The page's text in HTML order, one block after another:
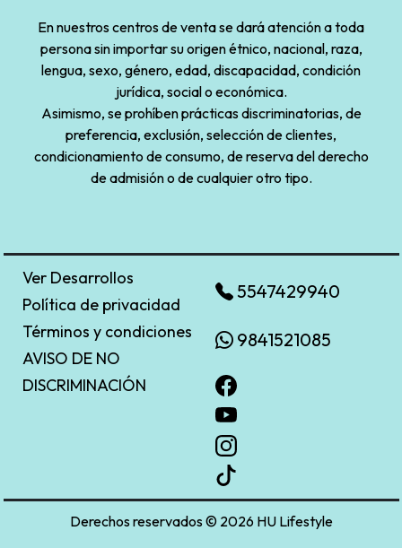
En nuestros centros de venta se dará atención a toda
persona sin importar su origen étnico, nacional, raza,
lengua, sexo, género, edad, discapacidad, condición
jurídica, social o económica.
Asimismo, se prohíben prácticas discriminatorias, de
preferencia, exclusión, selección de clientes,
condicionamiento de consumo, de reserva del derecho
de admisión o de cualquier otro tipo.
Ver Desarrollos
Política de privacidad
Términos y condiciones
AVISO DE NO
DISCRIMINACIÓN
5547429940
9841521085
Derechos reservados © 2026 HU Lifestyle